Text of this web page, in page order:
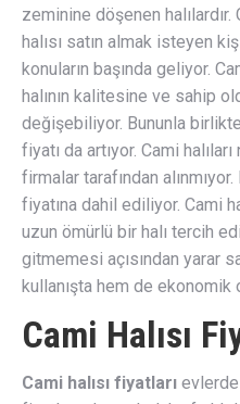
zeminine döşenen halılardır.
halısı satın almak isteyen
konuların başında geliyor.
halının kalitesine ve sahip
değişebiliyor. Bununla
fiyatı da artıyor. Cami
firmalar tarafından
fiyatına dahil ediliyor. Cami
uzun ömürlü bir halı tercih
gitmemesi açısından yarar
kullanışta hem de ekonomik
Cami Halısı
Cami halısı fiyatları evlerde